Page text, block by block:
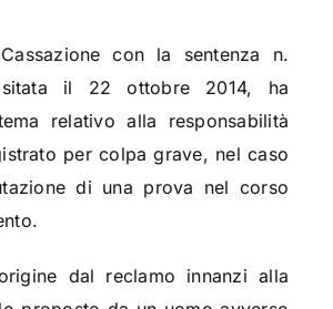
con la sentenza n.
il 22 ottobre 2014, ha
relativo alla responsabilità
per colpa grave, nel caso
di una prova nel corso
dal reclamo innanzi alla